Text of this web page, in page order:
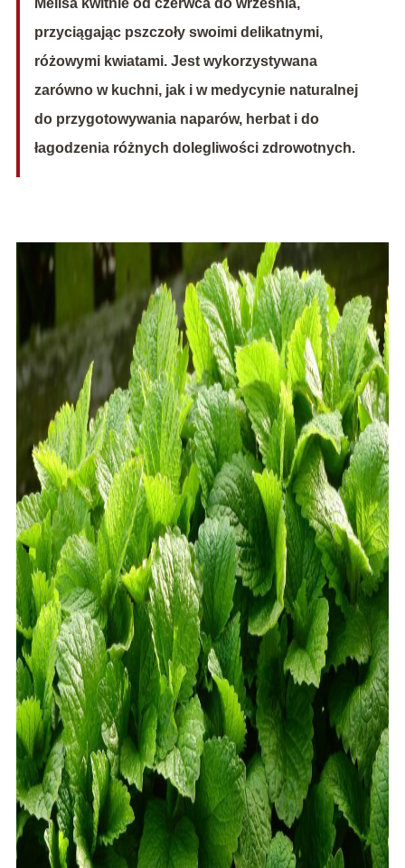
przyciągając pszczoły swoimi delikatnymi,
różowymi kwiatami. Jest wykorzystywana
zarówno w kuchni, jak i w medycynie naturalnej
do przygotowywania naparów, herbat i do
łagodzenia różnych dolegliwości zdrowotnych.